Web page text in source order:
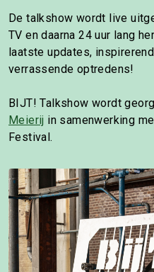
De talkshow wordt live
TV en daarna 24 uur lang
laatste updates,
verrassende optredens!
BIJT! Talkshow wordt
Meierij in samenwerking
Festival.